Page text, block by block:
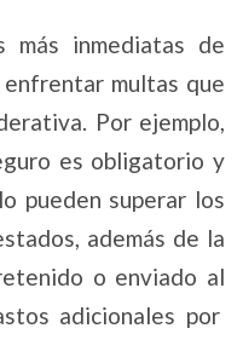
más inmediatas de
multas que
Por ejemplo,
es obligatorio y
pueden superar los
además de la
o enviado al
adicionales por